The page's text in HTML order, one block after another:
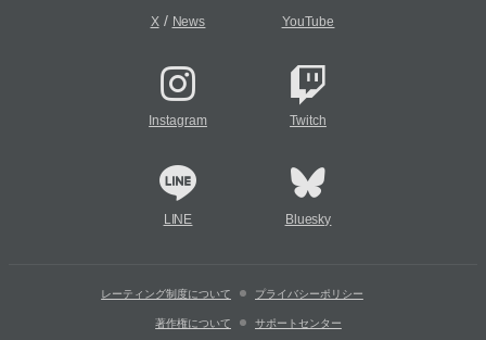
X/ News YouTube
Instagram Twitch
LINE Bluesky
レーティング制度について プライバシーポリシー
著作権について サポートセンター